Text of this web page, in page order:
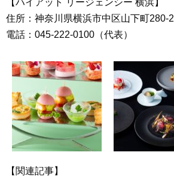
【ハイアット リージェンシー 横浜】
住所：神奈川県横浜市中区山下町280-2
電話：045-222-0100（代表）
【関連記事】